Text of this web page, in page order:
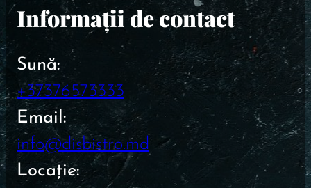
Informații de contact
Sună:
+37376573333
Email:
info@disbistro.md
Locație: